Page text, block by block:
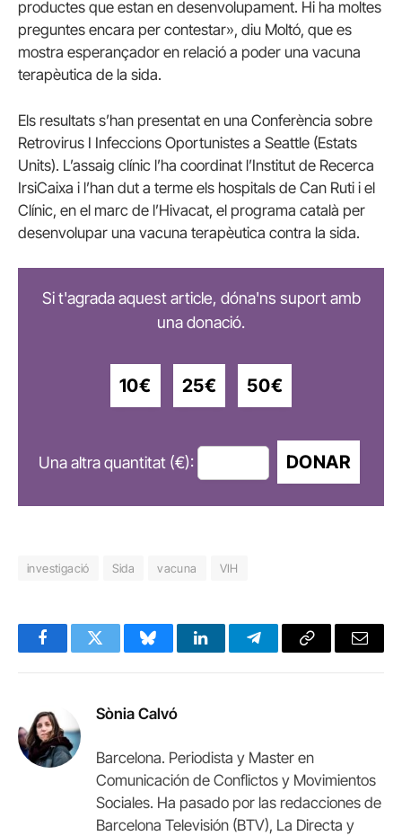
productes que estan en desenvolupament. Hi ha moltes
preguntes encara per contestar», diu Moltó, que es
mostra esperançador en relació a poder una vacuna
terapèutica de la sida.
Els resultats s’han presentat en una Conferència sobre
Retrovirus I Infeccions Oportunistes a Seattle (Estats
Units). L’assaig clínic l’ha coordinat l’Institut de Recerca
IrsiCaixa i l’han dut a terme els hospitals de Can Ruti i el
Clínic, en el marc de l’Hivacat, el programa català per
desenvolupar una vacuna terapèutica contra la sida.
Si t'agrada aquest article, dóna'ns suport amb
una donació.
10€ 25€ 50€
Una altra quantitat (€): DONAR
investigació Sida vacuna VIH
FacebookTwitter BlueskyLinkedInTelegramCopy
Email
Sònia Calvó
Barcelona. Periodista y Master en
Comunicación de Conflictos y Movimientos
Sociales. Ha pasado por las redacciones de
Barcelona Televisión (BTV), La Directa y